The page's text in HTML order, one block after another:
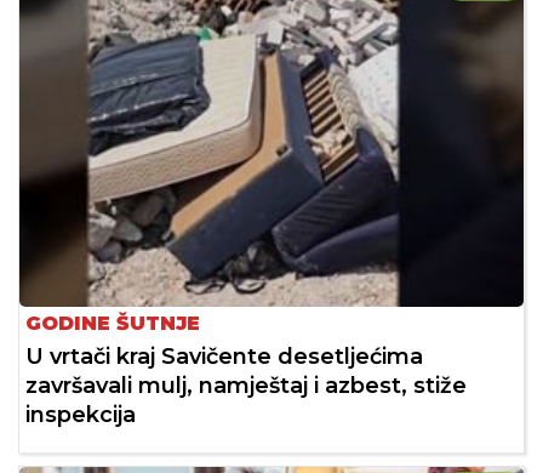
GODINE ŠUTNJE
U vrtači kraj Savičente desetljećima
završavali mulj, namještaj i azbest, stiže
inspekcija